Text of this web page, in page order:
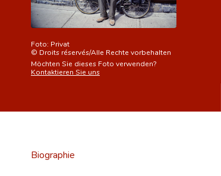
CNL
Forschungsgruppe
Kontakt
Foto: Privat
© Droits réservés/Alle Rechte vorbehalten
Möchten Sie dieses Foto verwenden?
Kontaktieren Sie uns
Biographie